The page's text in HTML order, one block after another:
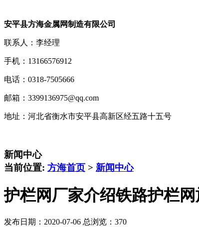
安平县方海金属网制造有限公司
联系人：李经理
手机：13166576912
电话：0318-7505666
邮箱：3399136975@qq.com
地址：河北省衡水市安平县高新区经五路十五号
新闻中心
当前位置: 方海首页 > 新闻中心
护栏网厂家介绍铁路护栏
发布日期：2020-07-06 总浏览： 370